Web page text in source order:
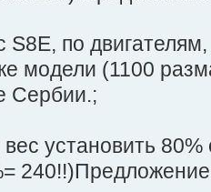
S8Е, по
модели (1100
Сербии.;
установить